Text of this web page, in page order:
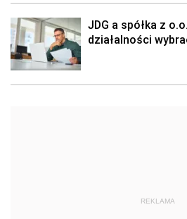
JDG a spółka z
działalności
REKLAMA